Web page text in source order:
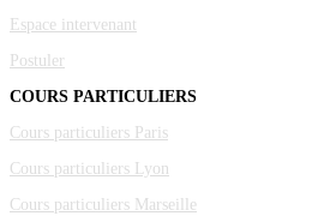
Espace intervenant
Postuler
COURS PARTICULIERS
Cours particuliers Paris
Cours particuliers Lyon
Cours particuliers Marseille